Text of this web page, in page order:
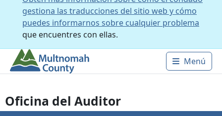
gestiona las traducciones del sitio web y cómo
puedes informarnos sobre cualquier problema
que encuentres con ellas.
Main
Menú
Oficina del Auditor